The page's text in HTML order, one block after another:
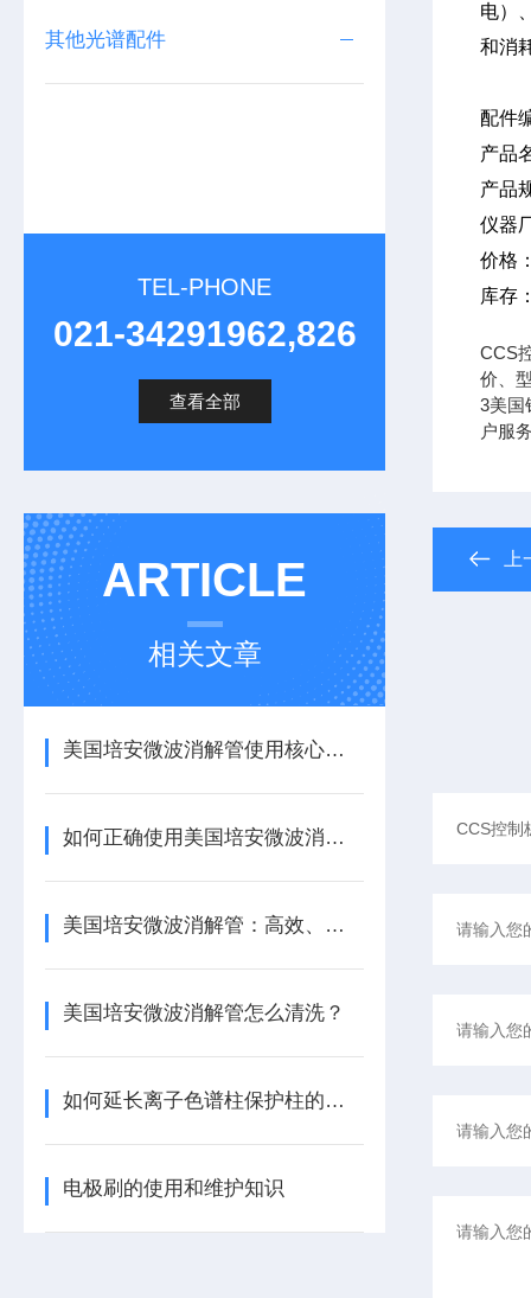
其他光谱配件
TEL-PHONE
021-34291962,826
查看全部
ARTICLE
相关文章
美国培安微波消解管使用核心注意事项
如何正确使用美国培安微波消解管进行样品消解？
美国培安微波消解管：高效、安全且环保的样品前处理解决方案
美国培安微波消解管怎么清洗？
如何延长离子色谱柱保护柱的使用寿命
电极刷的使用和维护知识
电）
和消
配件
产品
产品
仪器
价格
库存
CCS
价、
3美国
户服